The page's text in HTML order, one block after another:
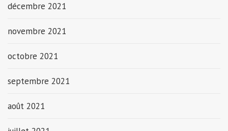
décembre 2021
novembre 2021
octobre 2021
septembre 2021
août 2021